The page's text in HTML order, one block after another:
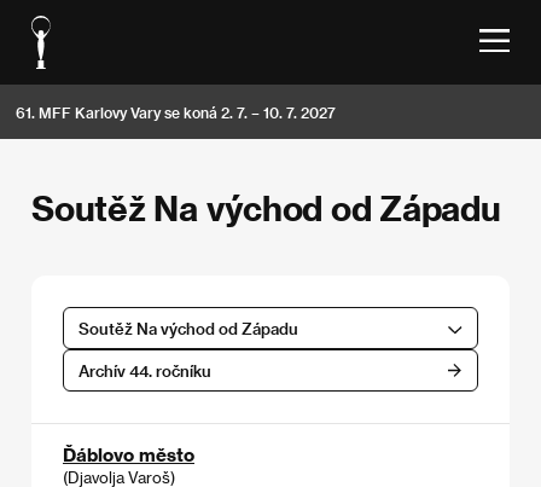
61. MFF Karlovy Vary se koná 2. 7. – 10. 7. 2027
Soutěž Na východ od Západu
Soutěž Na východ od Západu
Archív 44. ročníku
Ďáblovo město
(Djavolja Varoš)